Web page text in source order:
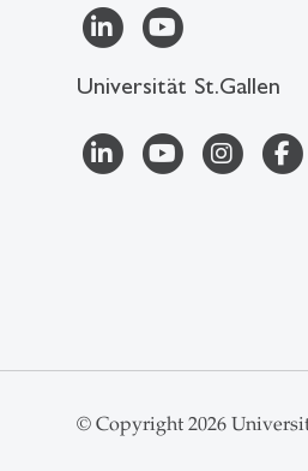
Universität St.Gallen
© Copyright 2026